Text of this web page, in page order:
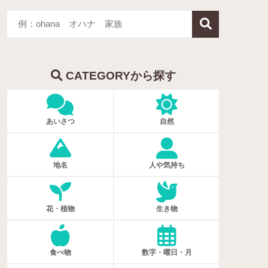
CATEGORYから探す
あいさつ 自然
地名 人や気持ち
花・植物 生き物
食べ物 数字・曜日・月